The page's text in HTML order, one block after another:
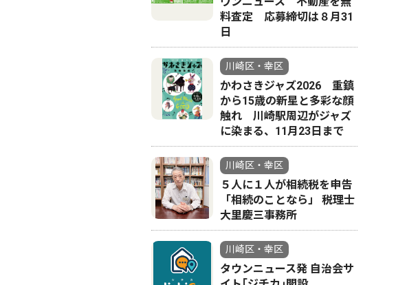
料査定 応募締切は８月31
日
川崎区・幸区
かわさきジャズ2026 重鎮
から15歳の新星と多彩な顔
触れ 川崎駅周辺がジャズ
に染まる、11月23日まで
川崎区・幸区
５人に１人が相続税を申告
「相続のことなら」 税理士
大里慶三事務所
川崎区・幸区
タウンニュース発 自治会サ